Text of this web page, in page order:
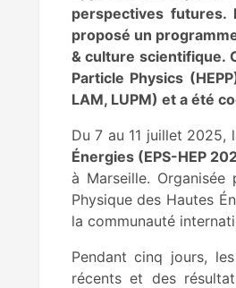
perspectives futures.
proposé un
& culture scientifique.
Particle Physics
LAM, LUPM) et a été
Du 7 au 11 juillet 2025,
Énergies (EPS-HEP
à Marseille.
Physique des Hautes
la communauté
Pendant cinq jours,
récents et des